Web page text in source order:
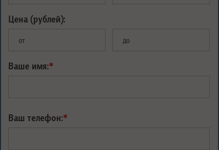
Цена (рублей):
от до
Ваше имя:*
Ваш телефон:*